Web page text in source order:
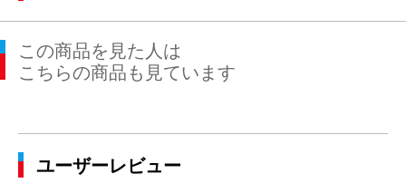
この商品を見た人は
こちらの商品も見ています
ユーザーレビュー